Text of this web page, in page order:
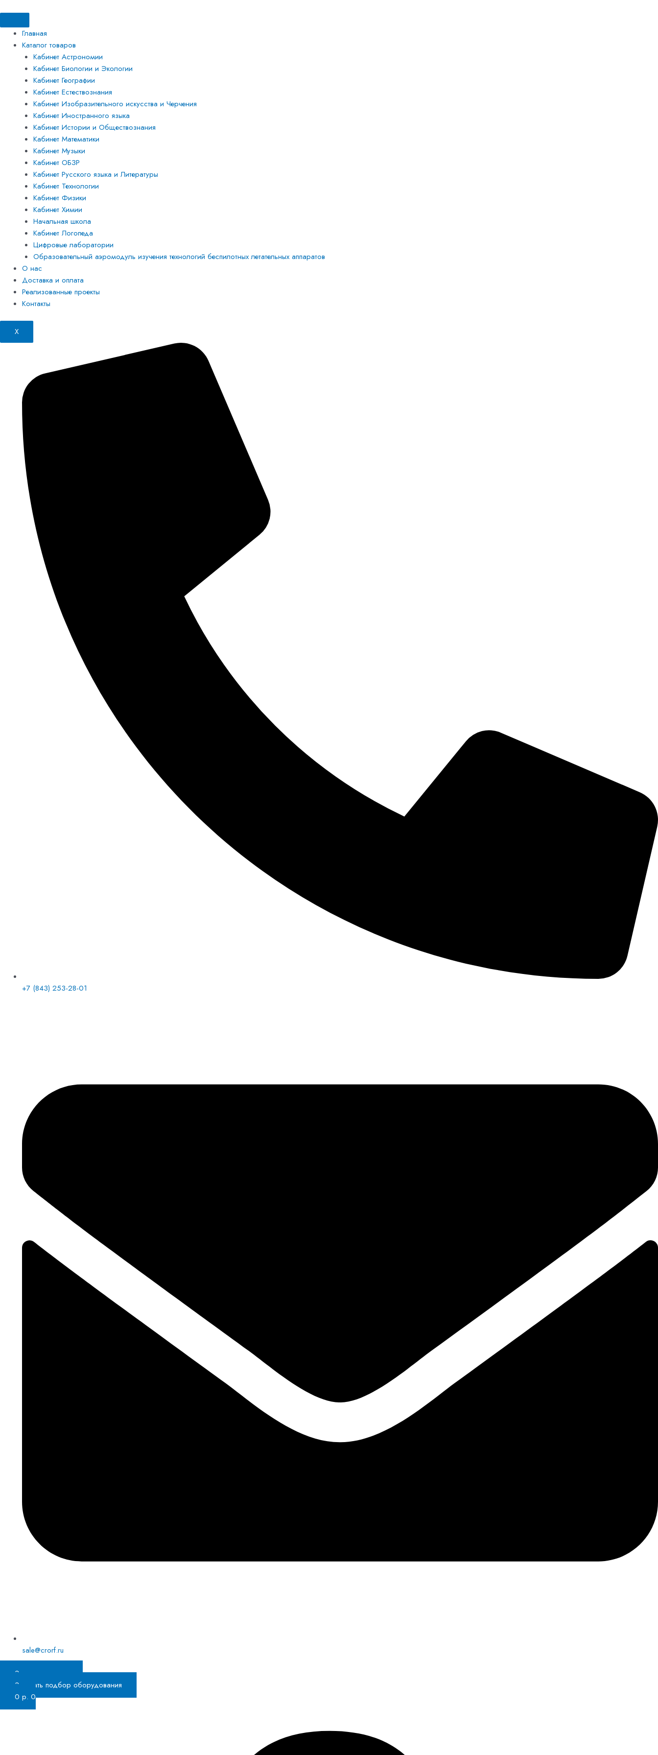
к
содержимому
Главная
Каталог товаров
Кабинет Астрономии
Кабинет Биологии и Экологии
Кабинет Географии
Кабинет Естествознания
Кабинет Изобразительного искусства и Черчения
Кабинет Иностранного языка
Кабинет Истории и Обществознания
Кабинет Математики
Кабинет Музыки
Кабинет ОБЗР
Кабинет Русского языка и Литературы
Кабинет Технологии
Кабинет Физики
Кабинет Химии
Начальная школа
Кабинет Логопеда
Цифровые лаборатории
Образовательный аэромодуль изучения технологий беспилотных летательных аппаратов
О нас
Доставка и оплата
Реализованные проекты
Контакты
X
+7 (843) 253-28-01
sale@crorf.ru
Заказать звонок
Заказать подбор оборудования
0 р. 0